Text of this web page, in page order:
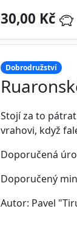
30,00 Kč
Dobrodružství
Stojí za to
vrahovi, když
Doporučená
Doporučený
Autor: Pavel